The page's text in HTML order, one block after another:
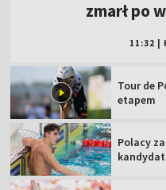
zmarł po
11:32
Tour de
etapem
Polacy